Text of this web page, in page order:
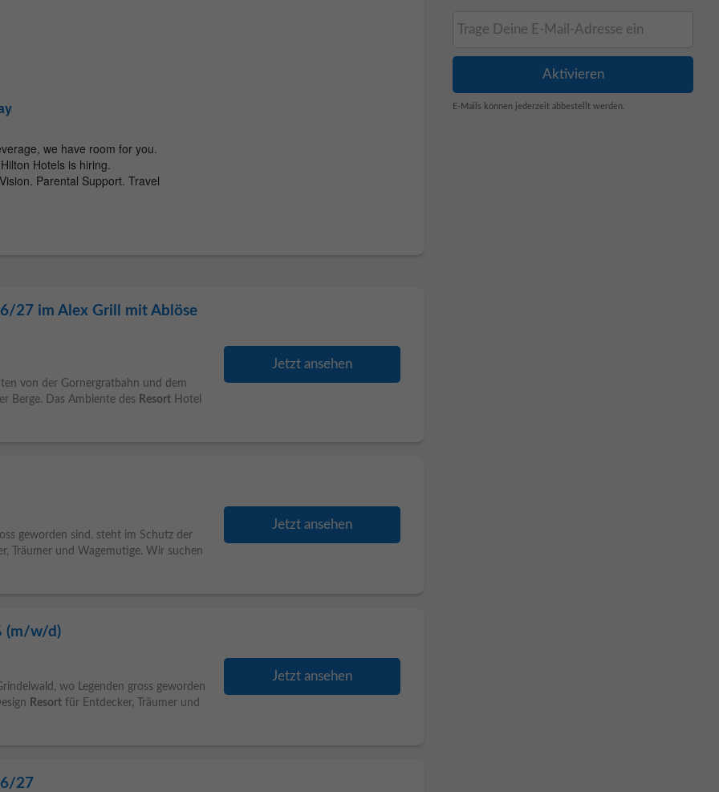
27 im Alex Grill mit Ablöse
von der Gornergratbahn und dem
Berge. Das Ambiente des Resort Hotel
Jetzt ansehen
geworden sind, steht im Schutz der
Träumer und Wagemutige. Wir suchen
Jetzt ansehen
(m/w/d)
wo Legenden gross geworden
Resort für Entdecker, Träumer und
Jetzt ansehen
27
E-Mails können jederzeit abbestellt werden.